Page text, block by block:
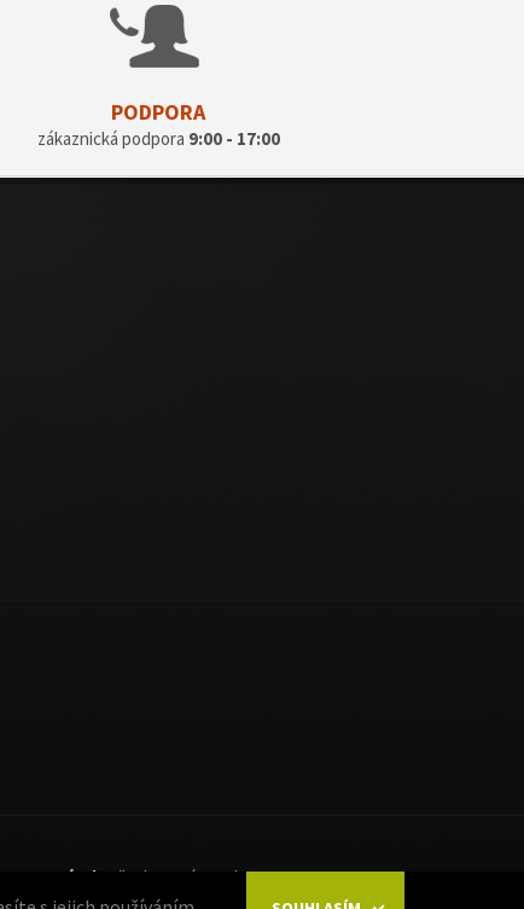
PODPORA
zákaznická podpora 9:00 - 17:00
Hotárek , všechna práva vyhrazena